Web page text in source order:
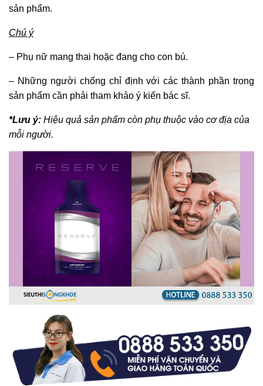
sản phẩm.
Chú ý
– Phụ nữ mang thai hoặc đang cho con bú.
– Những người chống chỉ định với các thành phần trong
sản phẩm cần phải tham khảo ý kiến bác sĩ.
*Lưu ý: Hiệu quả sản phẩm còn phụ thuộc vào cơ địa của
mỗi người.